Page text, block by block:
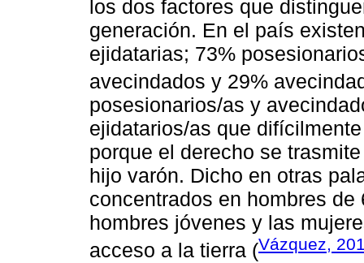
los dos factores que
generación. En el país
ejidatarias; 73%
avecindados y 29%
posesionarios/as y
ejidatarios/as que
porque el derecho se
hijo varón. Dicho en otras
concentrados en hombres
hombres jóvenes y las
acceso a la tierra (Vázquez,